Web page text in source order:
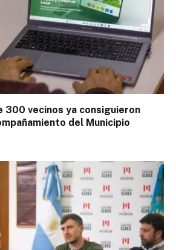
300 vecinos ya consiguieron
del Municipio